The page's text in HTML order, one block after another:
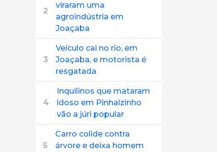
2
viraram uma
agroindústria em
Joaçaba
3
Veículo cai no rio, em
Joaçaba, e motorista é
resgatada
4
Inquilinos que mataram
idoso em Pinhalzinho
vão a júri popular
5
Carro colide contra
árvore e deixa homem